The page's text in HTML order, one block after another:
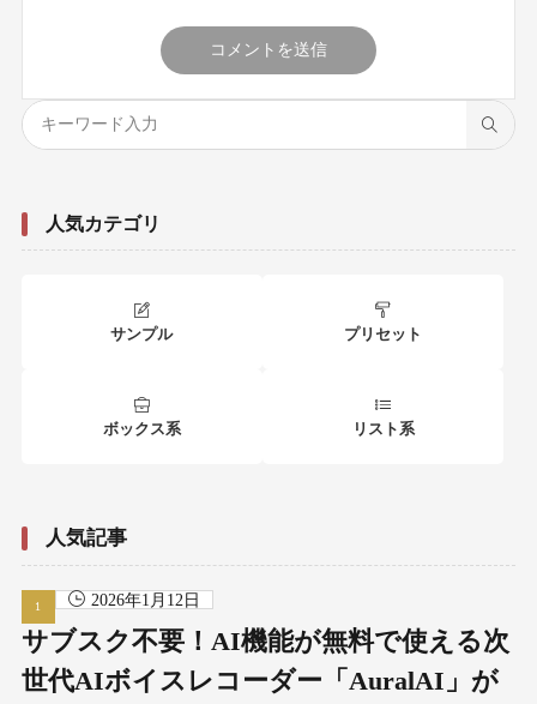
人気カテゴリ
サンプル プリセット
ボックス系 リスト系
人気記事
2026年1月12日
サブスク不要！AI機能が無料で使える次
世代AIボイスレコーダー「AuralAI」が